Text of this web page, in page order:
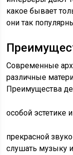
какое бывает
они так
Современные
различные
Преимущества
особой эстетике
прекрасной
слушать музыку